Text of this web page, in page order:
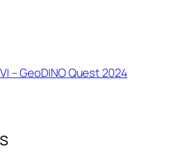
– GeoDINO Quest 2024